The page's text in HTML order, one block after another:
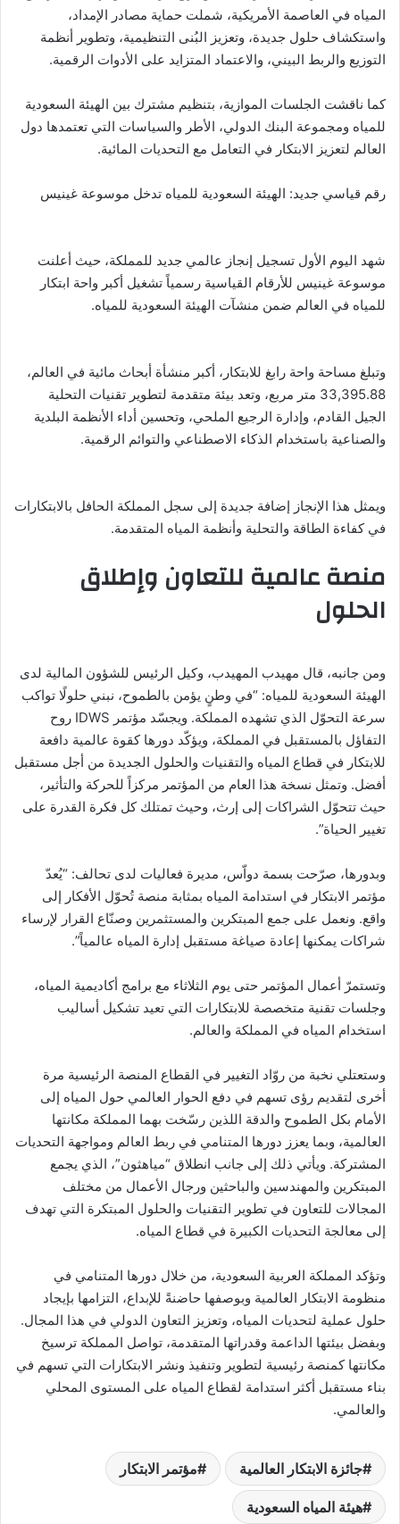
المياه في العاصمة الأمريكية، شملت حماية مصادر الإمداد،
واستكشاف حلول جديدة، وتعزيز البُنى التنظيمية، وتطوير أنظمة
التوزيع والربط البيني، والاعتماد المتزايد على الأدوات الرقمية.
كما ناقشت الجلسات الموازية، بتنظيم مشترك بين الهيئة السعودية
للمياه ومجموعة البنك الدولي، الأطر والسياسات التي تعتمدها دول
العالم لتعزيز الابتكار في التعامل مع التحديات المائية.
رقم قياسي جديد: الهيئة السعودية للمياه تدخل موسوعة غينيس
شهد اليوم الأول تسجيل إنجاز عالمي جديد للمملكة، حيث أعلنت
موسوعة غينيس للأرقام القياسية رسمياً تشغيل أكبر واحة ابتكار
للمياه في العالم ضمن منشآت الهيئة السعودية للمياه.
وتبلغ مساحة واحة رابغ للابتكار، أكبر منشأة أبحاث مائية في العالم،
33,395.88 متر مربع، وتعد بيئة متقدمة لتطوير تقنيات التحلية
الجيل القادم، وإدارة الرجيع الملحي، وتحسين أداء الأنظمة البلدية
والصناعية باستخدام الذكاء الاصطناعي والتوائم الرقمية.
ويمثل هذا الإنجاز إضافة جديدة إلى سجل المملكة الحافل بالابتكارات
في كفاءة الطاقة والتحلية وأنظمة المياه المتقدمة.
منصة عالمية للتعاون وإطلاق
الحلول
ومن جانبه، قال مهيدب المهيدب، وكيل الرئيس للشؤون المالية لدى
الهيئة السعودية للمياه: “في وطنٍ يؤمن بالطموح، نبني حلولًا تواكب
سرعة التحوّل الذي تشهده المملكة. ويجسّد مؤتمر IDWS روح
التفاؤل بالمستقبل في المملكة، ويؤكّد دورها كقوة عالمية دافعة
للابتكار في قطاع المياه والتقنيات والحلول الجديدة من أجل مستقبل
أفضل. وتمثل نسخة هذا العام من المؤتمر مركزاً للحركة والتأثير،
حيث تتحوّل الشراكات إلى إرث، وحيث تمتلك كل فكرة القدرة على
تغيير الحياة”.
وبدورها، صرّحت بسمة دواّس، مديرة فعاليات لدى تحالف: “يُعدّ
مؤتمر الابتكار في استدامة المياه بمثابة منصة تُحوّل الأفكار إلى
واقع. ونعمل على جمع المبتكرين والمستثمرين وصنّاع القرار لإرساء
شراكات يمكنها إعادة صياغة مستقبل إدارة المياه عالمياً”.
وتستمرّ أعمال المؤتمر حتى يوم الثلاثاء مع برامج أكاديمية المياه،
وجلسات تقنية متخصصة للابتكارات التي تعيد تشكيل أساليب
استخدام المياه في المملكة والعالم.
وستعتلي نخبة من روّاد التغيير في القطاع المنصة الرئيسية مرة
أخرى لتقديم رؤى تسهم في دفع الحوار العالمي حول المياه إلى
الأمام بكل الطموح والدقة اللذين رسّخت بهما المملكة مكانتها
العالمية، وبما يعزز دورها المتنامي في ربط العالم ومواجهة التحديات
المشتركة. ويأتي ذلك إلى جانب انطلاق “مياهثون”، الذي يجمع
المبتكرين والمهندسين والباحثين ورجال الأعمال من مختلف
المجالات للتعاون في تطوير التقنيات والحلول المبتكرة التي تهدف
إلى معالجة التحديات الكبيرة في قطاع المياه.
وتؤكد المملكة العربية السعودية، من خلال دورها المتنامي في
منظومة الابتكار العالمية وبوصفها حاضنةً للإبداع، التزامها بإيجاد
حلول عملية لتحديات المياه، وتعزيز التعاون الدولي في هذا المجال.
وبفضل بيئتها الداعمة وقدراتها المتقدمة، تواصل المملكة ترسيخ
مكانتها كمنصة رئيسية لتطوير وتنفيذ ونشر الابتكارات التي تسهم في
بناء مستقبل أكثر استدامة لقطاع المياه على المستوى المحلي
والعالمي.
جائزة الابتكار العالمية مؤتمر الابتكار
هيئة المياه السعودية